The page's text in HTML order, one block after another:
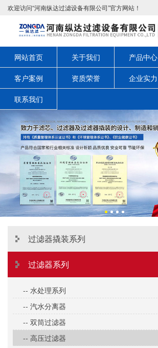
欢迎访问“河南纵达过滤设备有限公司”官方网站！
网站首页 关于我们 产品中心
客户案例 资质荣誉 企业实力
联系我们
过滤器撬装系列
过滤器系列
-- 水处理系列
-- 汽水分离器
-- 双筒过滤器
-- 高压过滤器